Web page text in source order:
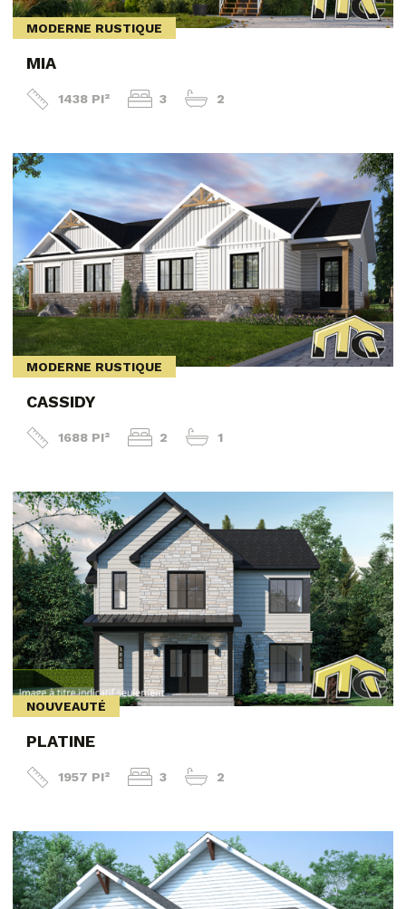
MODERNE RUSTIQUE
MIA
1438 PI² 3 2
MODERNE RUSTIQUE
CASSIDY
1688 PI² 2 1
NOUVEAUTÉ
PLATINE
1957 PI² 3 2